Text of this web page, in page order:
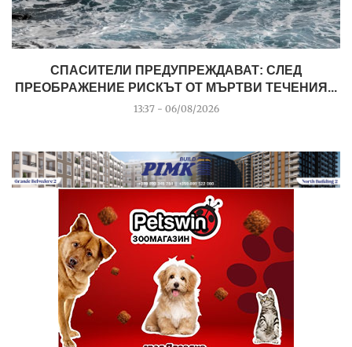
СПАСИТЕЛИ ПРЕДУПРЕЖДАВАТ: СЛЕД
ПРЕОБРАЖЕНИЕ РИСКЪТ ОТ МЪРТВИ ТЕЧЕНИЯ...
13:37 - 06/08/2026